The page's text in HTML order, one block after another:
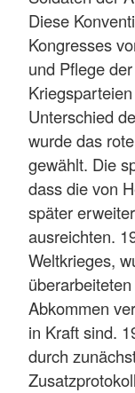
Diese
Kongresses
und Pflege
Unterschied
wurde das
gewählt. Die
dass die von
später
ausreichten.
Weltkrieges,
Abkommen
in Kraft sind.
durch